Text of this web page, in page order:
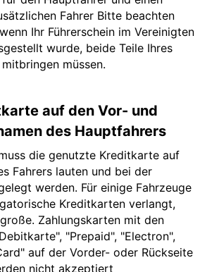
Fahrer Bitte beachten
Ihr Führerschein im Vereinigten
wurde, beide Teile Ihres
müssen.
auf den Vor- und
des Hauptfahrers
die genutzte Kreditkarte auf
Fahrers lauten und bei der
werden. Für einige Fahrzeuge
Kreditkarten verlangt,
Zahlungskarten mit den
"Prepaid", "Electron",
auf der Vorder- oder Rückseite
nicht akzeptiert